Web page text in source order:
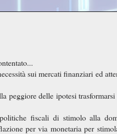
sui mercati finanziari ed
peggiore delle ipotesi
fiscali di stimolo alla
per via monetaria per